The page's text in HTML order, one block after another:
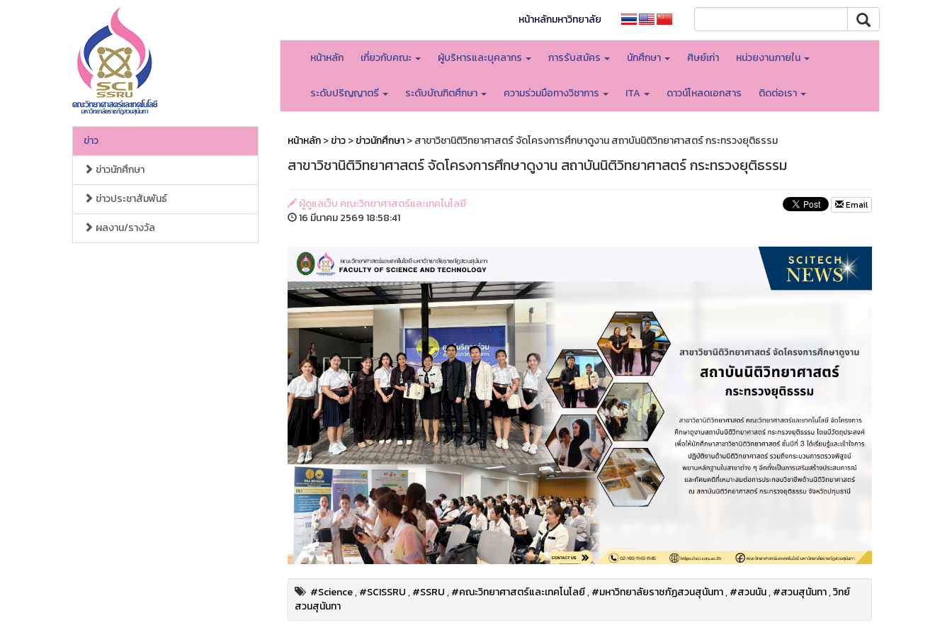
หน้าหลักมหาวิทยาลัย
หน้าหลัก เกี่ยวกับคณะ ผู้บริหารและบุคลากร การรับสมัคร นักศึกษา ศิษย์เก่า หน่วยงานภายใน
ระดับปริญญาตรี ระดับบัณฑิตศึกษา ความร่วมมือทางวิชาการ ITA ดาวน์โหลดเอกสาร ติดต่อเรา
ข่าว
ข่าวนักศึกษา
ข่าวประชาสัมพันธ์
ผลงาน/รางวัล
หน้าหลัก>ข่าว>ข่าวนักศึกษา> สาขาวิชานิติวิทยาศาสตร์ จัดโครงการศึกษาดูงาน สถาบันนิติวิทยาศาสตร์ กระทรวงยุติธรรม
สาขาวิชานิติวิทยาศาสตร์ จัดโครงการศึกษาดูงาน สถาบันนิติวิทยาศาสตร์ กระทรวงยุติธรรม
ผู้ดูแลเว็บ คณะวิทยาศาสตร์และเทคโนโลยี
16 มีนาคม 2569 18:58:41
Email
#Science,#SCISSRU,#SSRU,#คณะวิทยาศาสตร์และเทคโนโลยี,#มหาวิทยาลัยราชภัฏสวนสุนันทา,#สวนนัน,#สวนสุนันทา,วิทย์
สวนสุนันทา